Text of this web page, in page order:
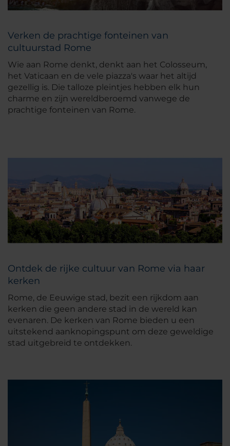
Verken de prachtige fonteinen van
cultuurstad Rome
Wie aan Rome denkt, denkt aan het Colosseum,
het Vaticaan en de vele piazza's waar het altijd
gezellig is. Die talloze pleintjes hebben elk hun
charme en zijn wereldberoemd vanwege de
prachtige fonteinen van Rome.
Ontdek de rijke cultuur van Rome via haar
kerken
Rome, de Eeuwige stad, bezit een rijkdom aan
kerken die geen andere stad in de wereld kan
evenaren. De kerken van Rome bieden u een
uitstekend aanknopingspunt om deze geweldige
stad uitgebreid te ontdekken.